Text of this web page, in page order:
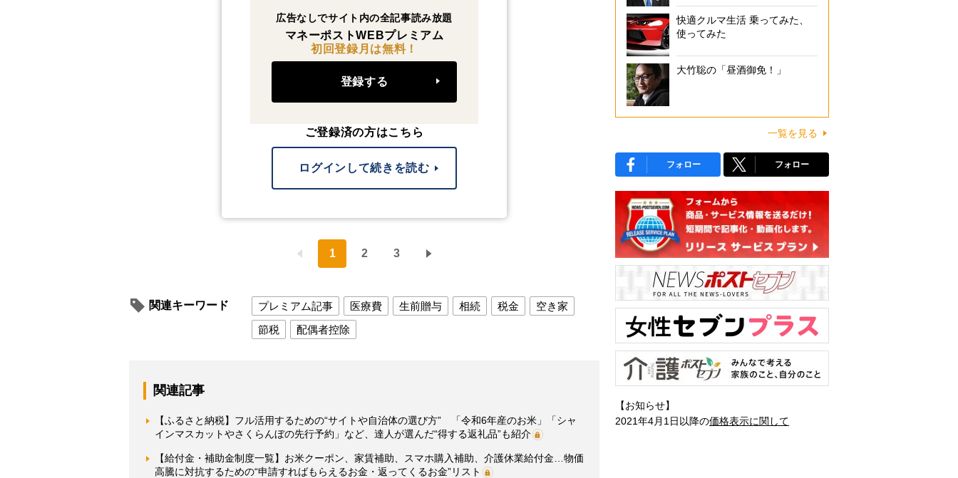
広告なしでサイト内の全記事読み放題
マネーポストWEBプレミアム
初回登録月は無料！
登録する
ご登録済の方はこちら
ログインして続きを読む
1 2 3
関連キーワード プレミアム記事 医療費 生前贈与 相続 税金
空き家
節税
配偶者控除
関連記事
【ふるさと納税】フル活用するための“サイトや自治体の選び方” 「令和6年産のお米」「シャ
インマスカットやさくらんぼの先行予約」など、達人が選んだ“得する返礼品”も紹介
【給付金・補助金制度一覧】お米クーポン、家賃補助、スマホ購入補助、介護休業給付金…物価
高騰に対抗するための“申請すればもらえるお金・返ってくるお金”リスト
快適クルマ生活 乗ってみた、
使ってみた
大竹聡の「昼酒御免！」
一覧を見る
フォロー フォロー
【お知らせ】
2021年4月1日以降の価格表示に関して